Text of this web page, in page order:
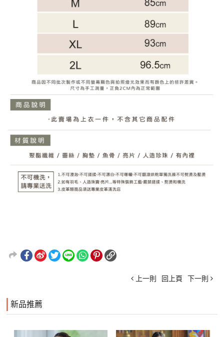
上一則 回上頁 下一則
新品推薦